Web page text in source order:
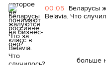
00:05 Беларусы
Belavia. Что
больше